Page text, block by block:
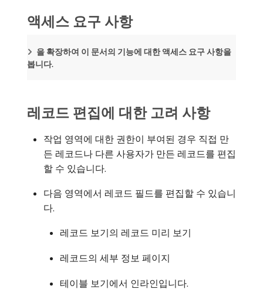
액세스 요구 사항
을 확장하여 이 문서의 기능에 대한 액세스 요구 사항을
봅니다.
레코드 편집에 대한 고려 사항
작업 영역에 대한 권한이 부여된 경우 직접 만
든 레코드나 다른 사용자가 만든 레코드를 편집
할 수 있습니다.
다음 영역에서 레코드 필드를 편집할 수 있습니
다.
레코드 보기의 레코드 미리 보기
레코드의 세부 정보 페이지
테이블 보기에서 인라인입니다.